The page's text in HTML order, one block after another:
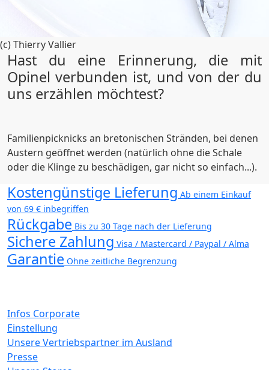
(c) Thierry Vallier
Hast du eine Erinnerung, die mit
Opinel verbunden ist, und von der du
uns erzählen möchtest?
Familienpicknicks an bretonischen Stränden, bei denen
Austern geöffnet werden (natürlich ohne die Schale
oder die Klinge zu beschädigen, gar nicht so einfach...).
Kostengünstige Lieferung Ab einem Einkauf
von 69 € inbegriffen
Rückgabe Bis zu 30 Tage nach der Lieferung
Sichere Zahlung Visa / Mastercard / Paypal / Alma
Garantie Ohne zeitliche Begrenzung
Infos Corporate
Einstellung
Unsere Vertriebspartner im Ausland
Presse